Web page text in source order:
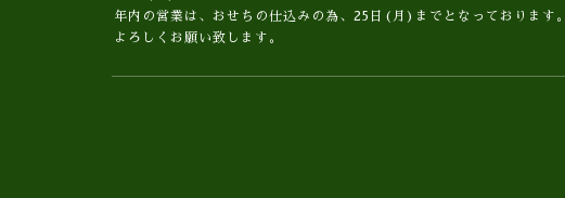
年内の営業は、おせちの仕込みの為、25日(月)までとなっております。
よろしくお願い致します。